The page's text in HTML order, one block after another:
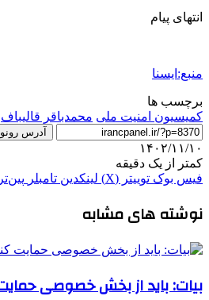
انتهای پیام
منبع:ایسنا
برچسب ها
کمیسیون امنیت ملی محمدباقر قاليباف
آدرس
۱۴۰۲/۱۱/۱۰
کمتر از یک دقیقه
فیس بوک توییتر (X) لینکدین ‫تامبلر
نوشته های مشابه
بیات: باید از بخش خصوصی